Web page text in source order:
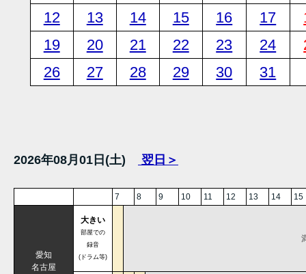
12
13 14 15 16 17
19
20 21 22 23 24
26
27 28 29 30 31
2026年08月01日(土) 翌日＞
7 8 9 10 11 12 13 14 15
愛知
名古屋
大きい
部屋での
録音
(ドラム等)